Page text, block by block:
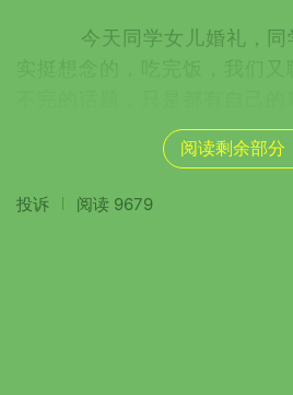
今天同学女儿婚礼，同
说再见了。傍晚，独自一个人
夕阳，又拍了照，虽然有点累
的感觉挺好的。网上看见一
阅读剩余部分
投诉 阅读 9679